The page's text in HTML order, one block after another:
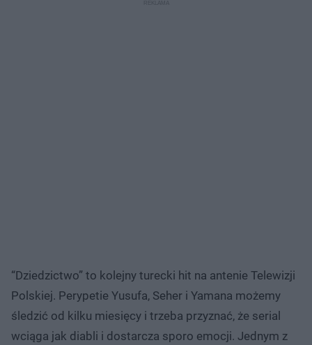
“Dziedzictwo” to kolejny turecki hit na antenie Telewizji
Polskiej. Perypetie Yusufa, Seher i Yamana możemy
śledzić od kilku miesięcy i trzeba przyznać, że serial
wciąga jak diabli i dostarcza sporo emocji. Jednym z